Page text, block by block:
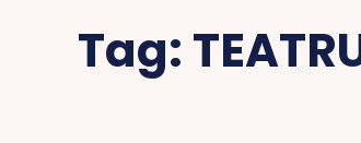
Tag: